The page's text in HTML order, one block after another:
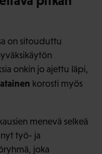
on sitouduttu
onkin jo ajettu läpi,
korosti myös
menevä selkeä
työ- ja
joka